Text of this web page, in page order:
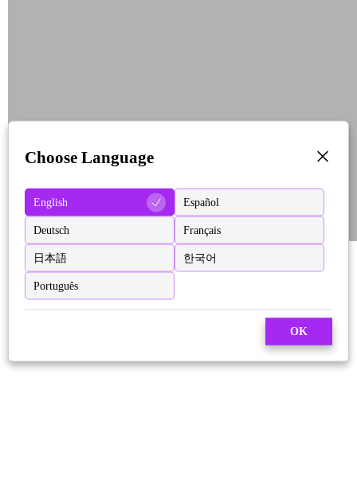
Choose Language
English Español
Deutsch Français
日本語 한국어
Português
OK